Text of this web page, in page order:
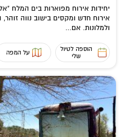
יחידות אירוח מפוארות בים המלח
אירוח חדש ומקסים בישוב נווה
ולמלונות. אם...
הוספה לטיול
שלי
על המפה